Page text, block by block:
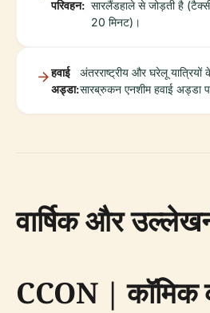
परिवहन: सारलैंडहाले से जोड़ती है
20 मिनट)।
हवाई
अड्डा:
अंतरराष्ट्रीय और घरेलू यात्रियों
सारब्रुकन एनशीम हवाई अड्डा
वार्षिक और
CCON | कॉमिक